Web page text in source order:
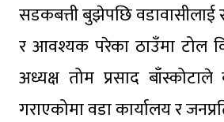
सडकबत्ती बुझेपछि वडावासीलाई
र आवश्यक परेका ठाउँमा टोल
अध्यक्ष तोम प्रसाद
गराएकोमा वडा कार्यालय र